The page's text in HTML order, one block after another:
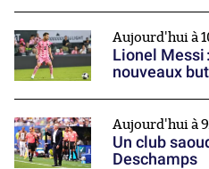
Aujourd'hui à
Lionel Messi
nouveaux
Aujourd'hui à
Un club
Deschamps